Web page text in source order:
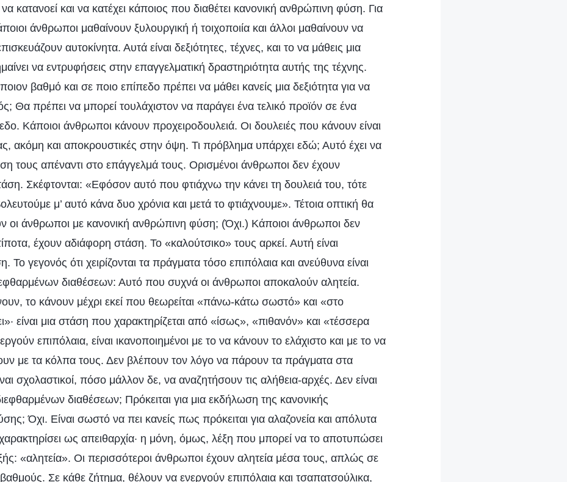
κατανοεί και να κατέχει κάποιος που διαθέτει κανονική ανθρώπινη φύση. Για
άνθρωποι μαθαίνουν ξυλουργική ή τοιχοποιία και άλλοι μαθαίνουν να
αυτοκίνητα. Αυτά είναι δεξιότητες, τέχνες, και το να μάθεις μια
να εντρυφήσεις στην επαγγελματική δραστηριότητα αυτής της τέχνης.
βαθμό και σε ποιο επίπεδο πρέπει να μάθει κανείς μια δεξιότητα για να
Θα πρέπει να μπορεί τουλάχιστον να παράγει ένα τελικό προϊόν σε ένα
Κάποιοι άνθρωποι κάνουν προχειροδουλειά. Οι δουλειές που κάνουν είναι
ακόμη και αποκρουστικές στην όψη. Τι πρόβλημα υπάρχει εδώ; Αυτό έχει να
τους απέναντι στο επάγγελμά τους. Ορισμένοι άνθρωποι δεν έχουν
Σκέφτονται: «Εφόσον αυτό που φτιάχνω την κάνει τη δουλειά του, τότε
μ’ αυτό κάνα δυο χρόνια και μετά το φτιάχνουμε». Τέτοια οπτική θα
οι άνθρωποι με κανονική ανθρώπινη φύση; (Όχι.) Κάποιοι άνθρωποι δεν
έχουν αδιάφορη στάση. Το «καλούτσικο» τους αρκεί. Αυτή είναι
Το γεγονός ότι χειρίζονται τα πράγματα τόσο επιπόλαια και ανεύθυνα είναι
διαθέσεων: Αυτό που συχνά οι άνθρωποι αποκαλούν αλητεία.
το κάνουν μέχρι εκεί που θεωρείται «πάνω-κάτω σωστό» και «στο
είναι μια στάση που χαρακτηρίζεται από «ίσως», «πιθανόν» και «τέσσερα
επιπόλαια, είναι ικανοποιημένοι με το να κάνουν το ελάχιστο και με το να
με τα κόλπα τους. Δεν βλέπουν τον λόγο να πάρουν τα πράγματα στα
σχολαστικοί, πόσο μάλλον δε, να αναζητήσουν τις αλήθεια-αρχές. Δεν είναι
διαθέσεων; Πρόκειται για μια εκδήλωση της κανονικής
Όχι. Είναι σωστό να πει κανείς πως πρόκειται για αλαζονεία και απόλυτα
ως απειθαρχία· η μόνη, όμως, λέξη που μπορεί να το αποτυπώσει
«αλητεία». Οι περισσότεροι άνθρωποι έχουν αλητεία μέσα τους, απλώς σε
Σε κάθε ζήτημα, θέλουν να ενεργούν επιπόλαια και τσαπατσούλικα,